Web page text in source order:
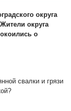
округа
округа
о
свалки и грязи